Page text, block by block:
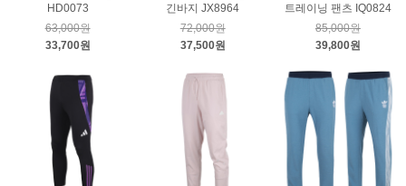
HD0073
63,000원
33,700원
긴바지 JX8964
72,000원
37,500원
트레이닝 팬츠 IQ0824
85,000원
39,800원